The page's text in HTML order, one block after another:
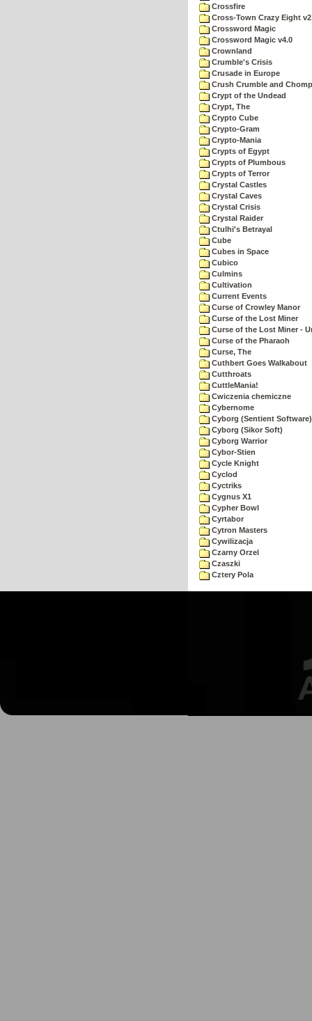
Crossfire
Cross-Town Crazy Eight
Crossword Magic
Crossword Magic v4.0
Crownland
Crumble's Crisis
Crusade in Europe
Crush Crumble and Chomp
Crypt of the Undead
Crypt, The
Crypto Cube
Crypto-Gram
Crypto-Mania
Crypts of Egypt
Crypts of Plumbous
Crypts of Terror
Crystal Castles
Crystal Caves
Crystal Crisis
Crystal Raider
Ctulhi's Betrayal
Cube
Cubes in Space
Cubico
Culmins
Cultivation
Current Events
Curse of Crowley Manor
Curse of the Lost Miner
Curse of the Lost Miner -
Curse of the Pharaoh
Curse, The
Cuthbert Goes Walkabout
Cutthroats
CuttleMania!
Cwiczenia chemiczne
Cybernome
Cyborg (Sentient Software)
Cyborg (Sikor Soft)
Cyborg Warrior
Cybor-Stien
Cycle Knight
Cyclod
Cyctriks
Cygnus X1
Cypher Bowl
Cyrtabor
Cytron Masters
Cywilizacja
Czarny Orzel
Czaszki
Cztery Pola